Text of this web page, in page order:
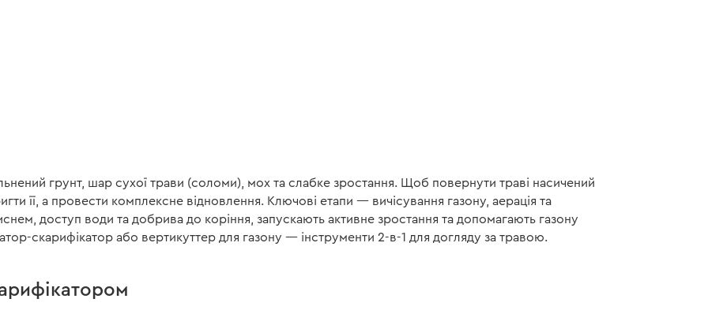
грунт, шар сухої трави (соломи), мох та слабке зростання. Щоб повернути траві насичений
її, а провести комплексне відновлення. Ключові етапи — вичісування газону, аерація та
доступ води та добрива до коріння, запускають активне зростання та допомагають газону
скарифікатор або вертикуттер для газону — інструменти 2-в-1 для догляду за травою.